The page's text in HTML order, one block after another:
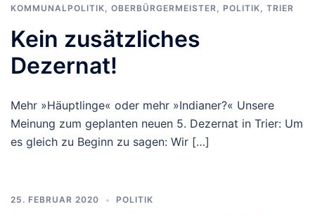
KOMMUNALPOLITIK, OBERBÜRGERMEISTER, POLITIK, TRIER
Kein zusätzliches
Dezernat!
Mehr »Häuptlinge« oder mehr »Indianer?« Unsere
Meinung zum geplanten neuen 5. Dezernat in Trier: Um
es gleich zu Beginn zu sagen: Wir […]
25. FEBRUAR 2020 POLITIK